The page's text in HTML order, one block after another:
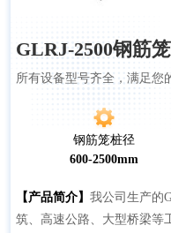
GLRJ-2500钢筋
所有设备型号齐全，满足您
钢筋笼桩径
600-2500mm
【产品简介】 我公司生产的
筑、高速公路、大型桥梁等